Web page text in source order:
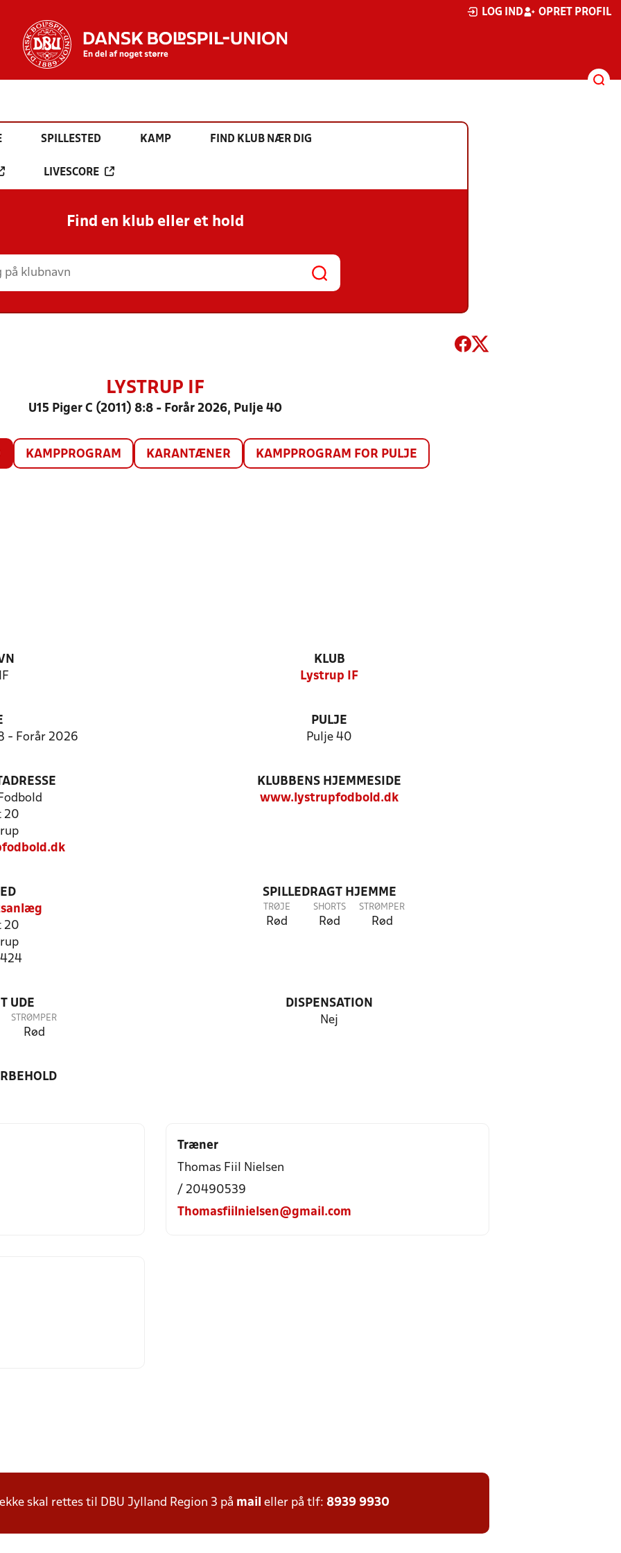
LOG IND OPRET PROFIL
SPILLESTED KAMP FIND KLUB NÆR DIG
LIVESCORE
Find en klub eller et hold
LYSTRUP IF
U15 Piger C (2011) 8:8 - Forår 2026, Pulje 40
KAMPPROGRAM KARANTÆNER KAMPPROGRAM FOR PULJE
KLUB
Lystrup IF
- Forår 2026
PULJE
Pulje 40
20
KLUBBENS HJEMMESIDE
www.lystrupfodbold.dk
20
SPILLEDRAGT HJEMME
TRØJE
Rød
SHORTS
Rød
STRØMPER
Rød
UDE
STRØMPER
Rød
DISPENSATION
Nej
Træner
Thomas Fiil Nielsen
/ 20490539
Thomasfiilnielsen@gmail.com
skal rettes til DBU Jylland Region 3 på mail eller på tlf: 8939 9930